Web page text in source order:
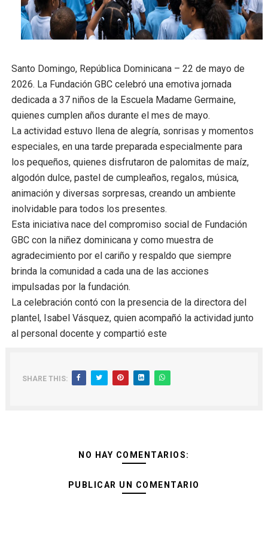
Restaurante Amigos es reconocido por sus cuatro
Banco Popular escala 17 posiciones en los mil
SNS y el SRSO actualizan Manual de Comunicación
Osiris de León responde a Roberto Tineo y a Yeisy
DGPCF: 55 años sembrando desarrollo y
Santo Domingo, República Dominicana – 22 de mayo de
2026. La Fundación GBC celebró una emotiva jornada
dedicada a 37 niños de la Escuela Madame Germaine,
quienes cumplen años durante el mes de mayo.
La actividad estuvo llena de alegría, sonrisas y momentos
especiales, en una tarde preparada especialmente para
los pequeños, quienes disfrutaron de palomitas de maíz,
algodón dulce, pastel de cumpleaños, regalos, música,
animación y diversas sorpresas, creando un ambiente
inolvidable para todos los presentes.
Esta iniciativa nace del compromiso social de Fundación
GBC con la niñez dominicana y como muestra de
agradecimiento por el cariño y respaldo que siempre
brinda la comunidad a cada una de las acciones
impulsadas por la fundación.
La celebración contó con la presencia de la directora del
plantel, Isabel Vásquez, quien acompañó la actividad junto
al personal docente y compartió este
SHARE THIS:
NO HAY COMENTARIOS:
PUBLICAR UN COMENTARIO